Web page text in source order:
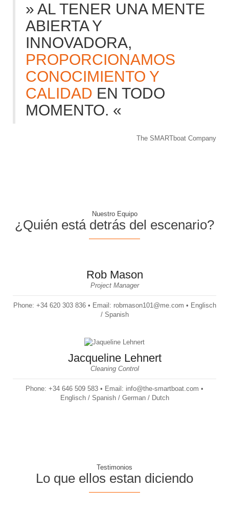
» AL TENER UNA MENTE
ABIERTA Y
INNOVADORA,
PROPORCIONAMOS
CONOCIMIENTO Y
CALIDAD EN TODO
MOMENTO. «
The SMARTboat Company
Nuestro Equipo
¿Quién está detrás del escenario?
Rob Mason
Project Manager
Phone: +34 620 303 836 • Email: robmason101@me.com • Englisch
/ Spanish
Jacqueline Lehnert
Cleaning Control
Phone: +34 646 509 583 • Email: info@the-smartboat.com •
Englisch / Spanish / German / Dutch
Testimonios
Lo que ellos estan diciendo